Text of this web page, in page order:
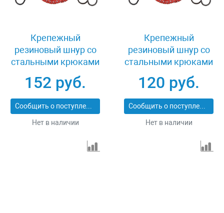
Крепежный
резиновый шнур со
стальными крюками
100 см 2 шт Stayer
MASTER 40505-
100_z01
152 руб.
Сообщить о поступлении
Нет в наличии
Крепежный
резиновый шнур со
стальными крюками
60 см 2 шт Stayer
MASTER 40505-
060_z01
120 руб.
Сообщить о поступлении
Нет в наличии